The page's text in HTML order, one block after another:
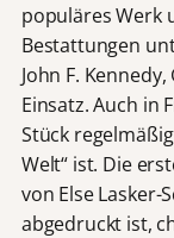
populäres Werk
Bestattungen
John F.
Einsatz. Auch in
Stück
Welt“ ist. Die
von Else
abgedruckt ist,